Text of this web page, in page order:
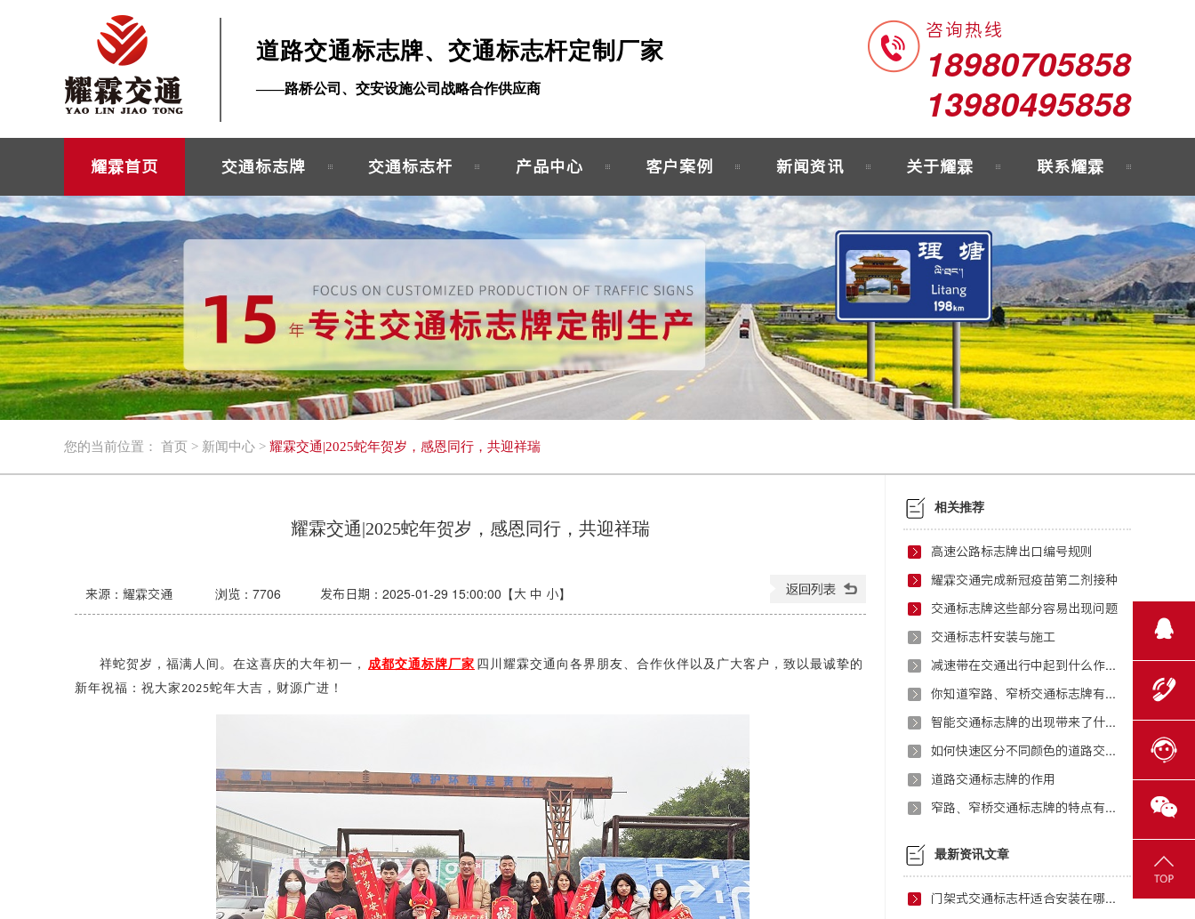
道路交通标志牌、交通标志杆定制厂家
——路桥公司、交安设施公司战略合作供应商
咨询热线
18980705858
13980495858
耀霖首页 交通标志牌 交通标志杆 产品中心 客户案例 新闻资讯 关于耀霖 联系耀霖
您的当前位置： 首页 > 新闻中心 > 耀霖交通|2025蛇年贺岁，感恩同行，共迎祥瑞
耀霖交通|2025蛇年贺岁，感恩同行，共迎祥瑞
来源：耀霖交通 浏览： 7706 发布日期：2025-01-29 15:00:00【 大 中 小】
祥蛇贺岁，福满人间。在这喜庆的大年初一， 成都交通标牌厂家 四川耀霖交通向各界朋友、合作伙伴以及广大客户，致以最诚挚的
新年祝福：祝大家2025蛇年大吉，财源广进！
相关推荐
高速公路标志牌出口编号规则
耀霖交通完成新冠疫苗第二剂接种
交通标志牌这些部分容易出现问题
交通标志杆安装与施工
减速带在交通出行中起到什么作用？
你知道窄路、窄桥交通标志牌有哪些特点吗？
智能交通标志牌的出现带来了什么好处？
如何快速区分不同颜色的道路交通标牌？
道路交通标志牌的作用
窄路、窄桥交通标志牌的特点有哪些？
最新资讯文章
门架式交通标志杆适合安装在哪些地方？